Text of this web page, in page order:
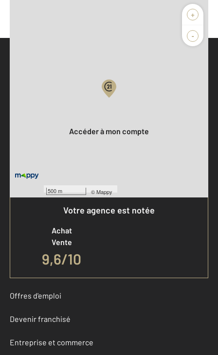
+
-
500 m ©Mappy
Accéder à mon compte
Votre agence est notée
Achat
Vente
9,6/10
Offres d'emploi
Devenir franchisé
Entreprise et commerce